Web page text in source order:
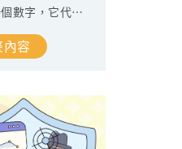
數字，它代表
站及惡意程式
破您的數位防
容